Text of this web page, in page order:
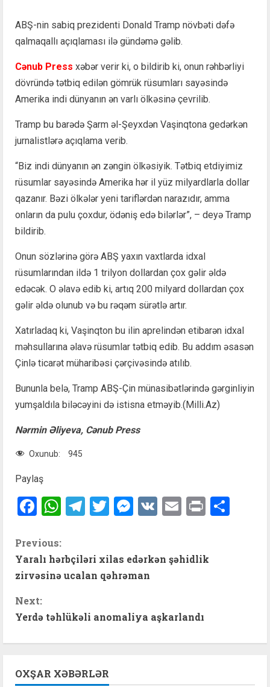
ABŞ-nin sabiq prezidenti Donald Tramp növbəti dəfə
qalmaqallı açıqlaması ilə gündəmə gəlib.
Cənub Press xəbər verir ki, o bildirib ki, onun rəhbərliyi
dövründə tətbiq edilən gömrük rüsumları sayəsində
Amerika indi dünyanın ən varlı ölkəsinə çevrilib.
Tramp bu barədə Şarm əl-Şeyxdən Vaşinqtona gedərkən
jurnalistlərə açıqlama verib.
“Biz indi dünyanın ən zəngin ölkəsiyik. Tətbiq etdiyimiz
rüsumlar sayəsində Amerika hər il yüz milyardlarla dollar
qazanır. Bəzi ölkələr yeni tariflərdən narazıdır, amma
onların da pulu çoxdur, ödəniş edə bilərlər”, – deyə Tramp
bildirib.
Onun sözlərinə görə ABŞ yaxın vaxtlarda idxal
rüsumlarından ildə 1 trilyon dollardan çox gəlir əldə
edəcək. O əlavə edib ki, artıq 200 milyard dollardan çox
gəlir əldə olunub və bu rəqəm sürətlə artır.
Xatırladaq ki, Vaşinqton bu ilin aprelindən etibarən idxal
məhsullarına əlavə rüsumlar tətbiq edib. Bu addım əsasən
Çinlə ticarət müharibəsi çərçivəsində atılıb.
Bununla belə, Tramp ABŞ-Çin münasibətlərində gərginliyin
yumşaldıla biləcəyini də istisna etməyib.(Milli.Az)
Nərmin Əliyeva, Cənub Press
Oxunub: 945
Paylaş
Facebook
WhatsApp
Telegram
Twitter
Messenger
VK Email
Print
C
o
n
t
i
n
Previous:
Yaralı hərbçiləri xilas edərkən şəhidlik
zirvəsinə ucalan qəhrəman
Next:
Yerdə təhlükəli anomaliya aşkarlandı
OXŞAR XƏBƏRLƏR